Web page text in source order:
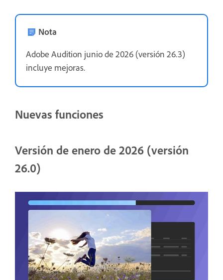
Nota
Adobe Audition junio de 2026 (versión 26.3)
incluye mejoras.
Nuevas funciones
Versión de enero de 2026 (versión
26.0)